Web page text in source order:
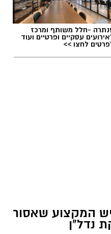
-חלל משותף ומרכז
עסקיים ופרטיים ועוד
לחצו >>
המקצוע שאסור
נדל"ן